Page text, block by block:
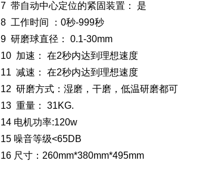
7 带自动中心定位的紧固装置： 是
8 工作时间 ：0秒-999秒
9 研磨球直径： 0.1-30mm
10 加速： 在2秒内达到理想速度
11 减速： 在2秒内达到理想速度
12 研磨方式：湿磨，干磨，低温研磨都可
13 重量： 31KG.
14 电机功率:120w
15 噪音等级<65DB
16 尺寸：260mm*380mm*495mm